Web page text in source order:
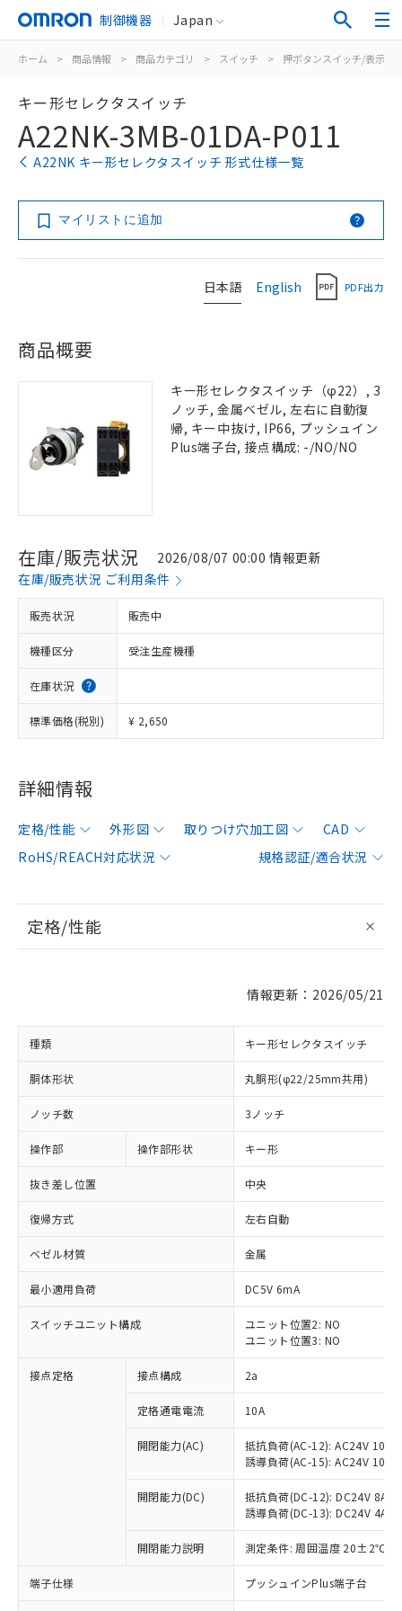
制御機器 Japan
ホーム > 商品情報 > 商品カテゴリ > スイッチ > 押ボタンスイッチ/表示灯
キー形セレクタスイッチ
A22NK-3MB-01DA-P011
A22NK キー形セレクタスイッチ 形式仕様一覧
マイリストに追加
日本語 English PDF出力
商品概要
キー形セレクタスイッチ（φ22）, 3
ノッチ, 金属ベゼル, 左右に自動復
帰, キー中抜け, IP66, プッシュイン
Plus端子台, 接点構成: -/NO/NO
在庫/販売状況
2026/08/07 00:00 情報更新
在庫/販売状況 ご利用条件
販売状況 販売中
機種区分 受注生産機種
在庫状況
標準価格(税別) ¥ 2,650
詳細情報
定格/性能 外形図 取りつけ穴加工図
CAD
RoHS/REACH対応状況
規格認証/適合状況
定格/性能
情報更新：2026/05/21
種類 キー形セレクタスイッチ
胴体形状 丸胴形(φ22/25mm共用)
ノッチ数 3ノッチ
操作部 操作部形状 キー形
抜き差し位置 中央
復帰方式 左右自動
ベゼル材質 金属
最小適用負荷 DC5V 6mA
スイッチユニット構成
ユニット位置2: NO
ユニット位置3: NO
接点定格 接点構成 2a
定格通電電流 10A
開閉能力(AC)
抵抗負荷(AC-12): AC24V 10A/
誘導負荷(AC-15): AC24V
開閉能力(DC)
抵抗負荷(DC-12): DC24V 8A/
誘導負荷(DC-13): DC24V 4A/
開閉能力説明 測定条件: 周囲温度 20±2℃、
端子仕様 プッシュインPlus端子台
ご利用条件
以下の条件をお読みいただき、同意のうえ
対応済み：EU RoHS指令（10物質）の
非含有に対応した製品が提供可能な商品で
対応予定：EU RoHS指令（10物質）の非含
有に対応した製品に切り替える予定のある
対応予定なし：EU RoHS指令（10物質）の
非含有に非対応の商品で、対応品を出す予